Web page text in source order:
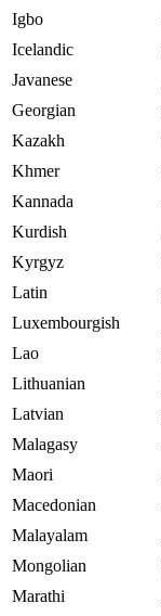
Igbo
Icelandic
Javanese
Georgian
Kazakh
Khmer
Kannada
Kurdish
Kyrgyz
Latin
Luxembourgish
Lao
Lithuanian
Latvian
Malagasy
Maori
Macedonian
Malayalam
Mongolian
Marathi